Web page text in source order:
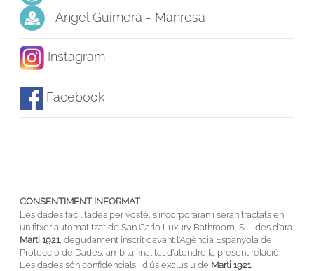
Àngel Guimerà - Manresa
Instagram
Facebook
CONSENTIMENT INFORMAT
Les dades facilitades per vostè, s'incorporaran i seran tractats en
un fitxer automatitzat de San Carlo Luxury Bathroom, S.L. des d'ara
Marti 1921, degudament inscrit davant l'Agència Espanyola de
Protecció de Dades, amb la finalitat d'atendre la present relació.
Les dades són confidencials i d'ús exclusiu de Marti 1921,